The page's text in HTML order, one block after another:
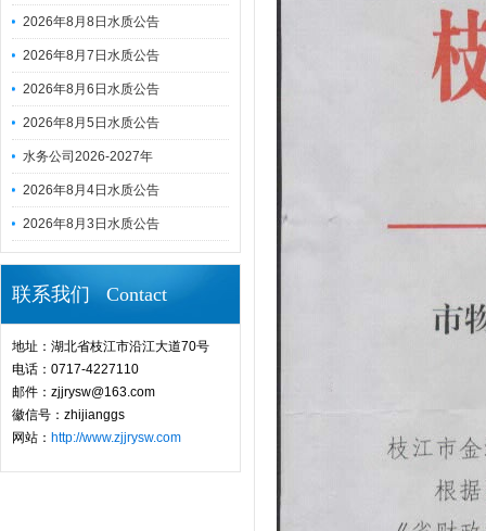
2026年8月8日水质公告
2026年8月7日水质公告
2026年8月6日水质公告
2026年8月5日水质公告
水务公司2026-2027年
2026年8月4日水质公告
2026年8月3日水质公告
联系我们 Contact
地址：湖北省枝江市沿江大道70号
电话：0717-4227110
邮件：zjjrysw@163.com
徽信号：zhijianggs
网站： http://www.zjjrysw.com